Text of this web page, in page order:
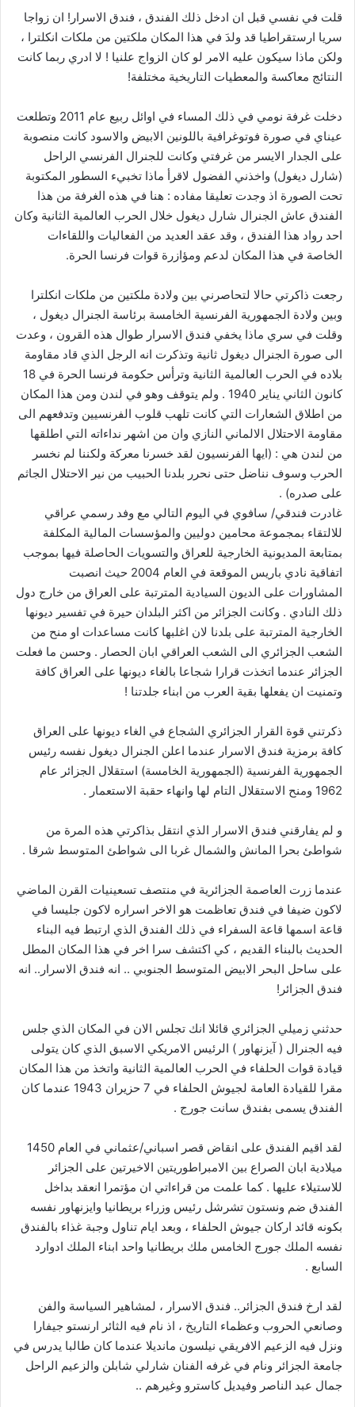
قلت في نفسي قبل ان ادخل ذلك الفندق ، فندق الاسرار! ان زواجا
سريا ارستقراطيا قد ولدَ في هذا المكان ملكتين من ملكات انكلترا ،
ولكن ماذا سيكون عليه الامر لو كان الزواج علنيا ! لا ادري ربما كانت
النتائج معاكسة والمعطيات التاريخية مختلفة!
دخلت غرفة نومي في ذلك المساء في اوائل ربيع عام 2011 وتطلعت
عيناي في صورة فوتوغرافية باللونين الابيض والاسود كانت منصوبة
على الجدار الايسر من غرفتي وكانت للجنرال الفرنسي الراحل
(شارل ديغول) واخذني الفضول لاقرأ ماذا تخبيء السطور المكتوبة
تحت الصورة اذ وجدت تعليقا مفاده : هنا في هذه الغرفة من هذا
الفندق عاش الجنرال شارل ديغول خلال الحرب العالمية الثانية وكان
احد رواد هذا الفندق ، وقد عقد العديد من الفعاليات واللقاءات
الخاصة في هذا المكان لدعم ومؤازرة قوات فرنسا الحرة.
رجعت ذاكرتي حالا لتحاصرني بين ولادة ملكتين من ملكات انكلترا
وبين ولادة الجمهورية الفرنسية الخامسة برئاسة الجنرال ديغول ،
وقلت في سري ماذا يخفي فندق الاسرار طوال هذه القرون ، وعدت
الى صورة الجنرال ديغول ثانية وتذكرت انه الرجل الذي قاد مقاومة
بلاده في الحرب العالمية الثانية وترأس حكومة فرنسا الحرة في 18
كانون الثاني يناير 1940 . ولم يتوقف وهو في لندن ومن هذا المكان
من اطلاق الشعارات التي كانت تلهب قلوب الفرنسيين وتدفعهم الى
مقاومة الاحتلال الالماني النازي وان من اشهر نداءاته التي اطلقها
من لندن هي : (ايها الفرنسيون لقد خسرنا معركة ولكننا لم نخسر
الحرب وسوف نناضل حتى نحرر بلدنا الحبيب من نير الاحتلال الجاثم
على صدره) .
غادرت فندقي/ سافوي في اليوم التالي مع وفد رسمي عراقي
للالتقاء بمجموعة محامين دوليين والمؤسسات المالية المكلفة
بمتابعة المديونية الخارجية للعراق والتسويات الحاصلة فيها بموجب
اتفاقية نادي باريس الموقعة في العام 2004 حيث انصبت
المشاورات على الديون السيادية المترتبة على العراق من خارج دول
ذلك النادي . وكانت الجزائر من اكثر البلدان حيرة في تفسير ديونها
الخارجية المترتبة على بلدنا لان اغلبها كانت مساعدات او منح من
الشعب الجزائري الى الشعب العراقي ابان الحصار . وحسن ما فعلت
الجزائر عندما اتخذت قرارا شجاعا بالغاء ديونها على العراق كافة
وتمنيت ان يفعلها بقية العرب من ابناء جلدتنا !
ذكرتني قوة القرار الجزائري الشجاع في الغاء ديونها على العراق
كافة برمزية فندق الاسرار عندما اعلن الجنرال ديغول نفسه رئيس
الجمهورية الفرنسية (الجمهورية الخامسة) استقلال الجزائر عام
1962 ومنح الاستقلال التام لها وانهاء حقبة الاستعمار .
و لم يفارقني فندق الاسرار الذي انتقل بذاكرتي هذه المرة من
شواطئ بحرا المانش والشمال غربا الى شواطئ المتوسط شرقا .
عندما زرت العاصمة الجزائرية في منتصف تسعينيات القرن الماضي
لاكون ضيفا في فندق تعاظمت هو الاخر اسراره لاكون جليسا في
قاعة اسمها قاعة السفراء في ذلك الفندق الذي ارتبط فيه البناء
الحديث بالبناء القديم ، كي اكتشف سرا اخر في هذا المكان المطل
على ساحل البحر الابيض المتوسط الجنوبي .. انه فندق الاسرار.. انه
فندق الجزائر!
حدثني زميلي الجزائري قائلا انك تجلس الان في المكان الذي جلس
فيه الجنرال ( آيزنهاور ) الرئيس الامريكي الاسبق الذي كان يتولى
قيادة قوات الحلفاء في الحرب العالمية الثانية واتخذ من هذا المكان
مقرا للقيادة العامة لجيوش الحلفاء في 7 حزيران 1943 عندما كان
الفندق يسمى بفندق سانت جورج .
لقد اقيم الفندق على انقاض قصر اسباني/عثماني في العام 1450
ميلادية ابان الصراع بين الامبراطوريتين الاخيرتين على الجزائر
للاستيلاء عليها . كما علمت من قراءاتي ان مؤتمرا انعقد بداخل
الفندق ضم ونستون تشرشل رئيس وزراء بريطانيا وايزنهاور نفسه
بكونه قائد اركان جيوش الحلفاء ، وبعد ايام تناول وجبة غذاء بالفندق
نفسه الملك جورج الخامس ملك بريطانيا واحد ابناء الملك ادوارد
السابع .
لقد ارخ فندق الجزائر.. فندق الاسرار ، لمشاهير السياسة والفن
وصانعي الحروب وعظماء التاريخ ، اذ نام فيه الثائر ارنستو جيفارا
ونزل فيه الزعيم الافريقي نيلسون مانديلا عندما كان طالبا يدرس في
جامعة الجزائر ونام في غرفه الفنان شارلي شابلن والزعيم الراحل
جمال عبد الناصر وفيديل كاسترو وغيرهم ..